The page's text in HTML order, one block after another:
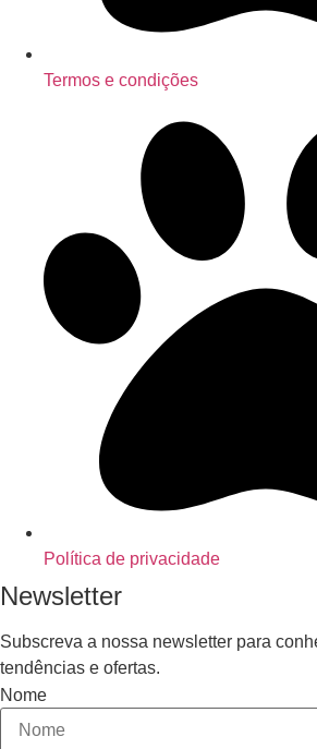
Termos e condições
Política de privacidade
Newsletter
Subscreva a nossa newsletter para
tendências e ofertas.
Nome